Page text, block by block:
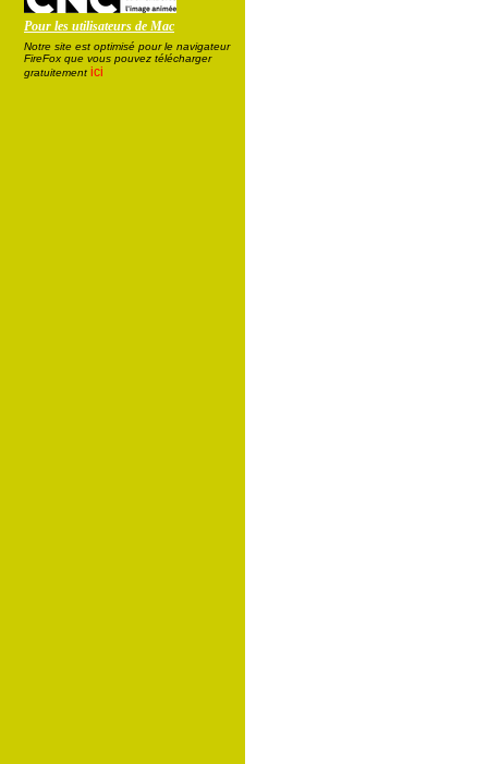
Pour les utilisateurs de Mac
Notre site est optimisé pour le navigateur
FireFox que vous pouvez télécharger
gratuitement ici